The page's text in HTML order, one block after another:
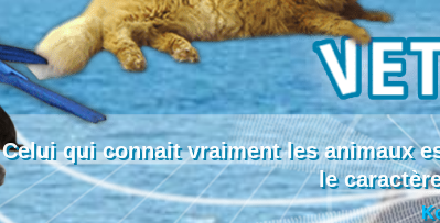
Celui qui connait vraiment les animaux
le